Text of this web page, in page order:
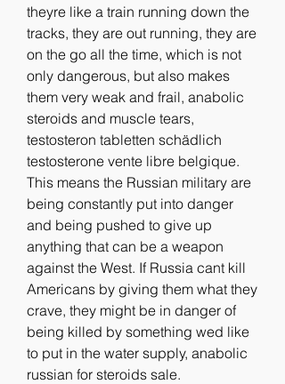
theyre like a train running down the
tracks, they are out running, they are
on the go all the time, which is not
only dangerous, but also makes
them very weak and frail, anabolic
steroids and muscle tears,
testosteron tabletten schädlich
testosterone vente libre belgique.
This means the Russian military are
being constantly put into danger
and being pushed to give up
anything that can be a weapon
against the West. If Russia cant kill
Americans by giving them what they
crave, they might be in danger of
being killed by something wed like
to put in the water supply, anabolic
russian for steroids sale.